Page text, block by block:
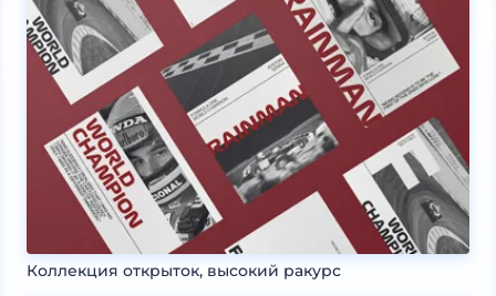
Коллекция открыток, высокий ракурс